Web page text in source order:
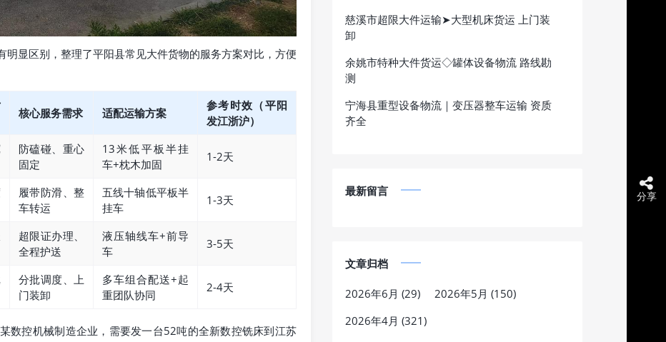
显区别，整理了平阳县常见大件货物的服务方案对比，方便
核心服务需求 适配运输方案
参考时效（平阳
发江浙沪）
防磕碰、重心
固定
13米低平板半挂
车+枕木加固
1-2天
履带防滑、整
车转运
五线十轴低平板半
挂车
1-3天
超限证办理、
全程护送
液压轴线车+前导
车
3-5天
分批调度、上
门装卸
多车组合配送+起
重团队协同
2-4天
数控机械制造企业，需要发一台52吨的全新数控铣床到江苏
慈溪市超限大件运输➤大型机床货运 上门装
卸
余姚市特种大件货运◇罐体设备物流 路线勘
测
宁海县重型设备物流｜变压器整车运输 资质
齐全
最新留言
文章归档
2026年6月 (29)
2026年5月 (150)
2026年4月 (321)
分享